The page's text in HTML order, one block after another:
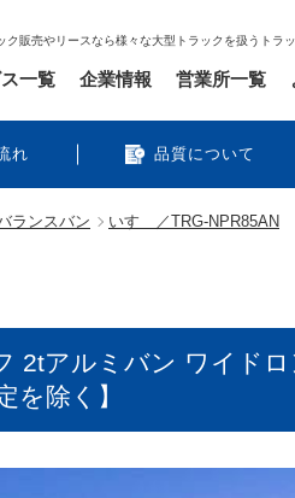
ク販売やリースなら様々な大型トラックを扱うトラ
れ 品質について
一覧 企業情報 営業所一覧
ランスバン いすゞ／TRG-NPR85AN
2tアルミバン ワイド
を除く】